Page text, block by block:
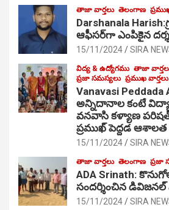
తాజా వార్తలు తెలంగాణ
Darshanala
ఆఫీసర్‌గా ఎంపికైన
15/11/2024 SIRA
విద్య & ఉద్యోగము తాజా
ప్రజా సమస్యలు ప్రముఖ వార్తలు
Vanavasi Peddada
అన్నిదానాల కంటే
వనవాసి కళ్యాణ
ప్రముఖ్ పెద్దడ ఆశాలత
15/11/2024 SIRA
తాజా వార్తలు తెలంగాణ ప్రజా
ADA Srinath:
సంద‌ర్శించిన డివిజనల్
15/11/2024 SIRA